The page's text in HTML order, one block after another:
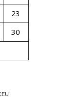
23
30